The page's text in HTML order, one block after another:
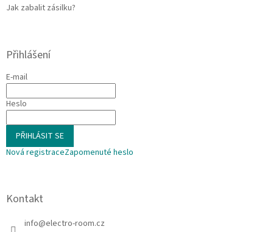
Jak zabalit zásilku?
Přihlášení
E-mail
Heslo
PŘIHLÁSIT SE
Nová registraceZapomenuté heslo
Kontakt
info@electro-room.cz